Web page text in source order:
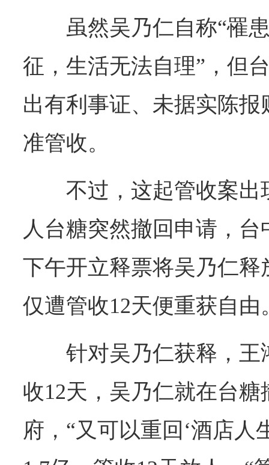
虽然吴乃仁自称“罹
征，生活无法自理”，但
出有利事证、未据实陈报
准管收。
不过，这起管收案
人台糖突然撤回申请，台
下午开立释票将吴乃仁
仅遭管收12天便重获自由
针对吴乃仁获释，
收12天，吴乃仁就在台
府，“又可以重回‘酒店人